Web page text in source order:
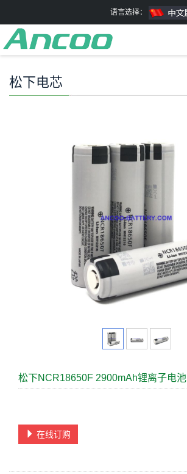
语言选择：
松下电芯
松下NCR18650F 2900mAh锂离子电池
在线订购